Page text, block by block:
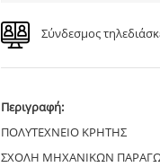
Σύνδεσμος
Περιγραφή:
ΠΟΛΥΤΕΧΝΕΙΟ ΚΡΗΤΗΣ
ΣΧΟΛΗ ΜΗΧΑΝΙΚΩΝ